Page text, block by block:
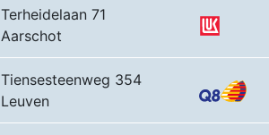
Terheidelaan 71
Aarschot
Tiensesteenweg 354
Leuven